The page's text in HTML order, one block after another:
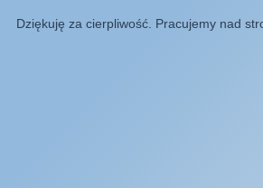
Dziękuję za cierpliwość. Pracujemy nad